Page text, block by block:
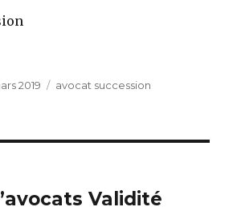
2019 Catégories
avocat succession
Validité